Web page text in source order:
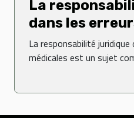
La
dans les
La responsabilité juridique
médicales est un sujet